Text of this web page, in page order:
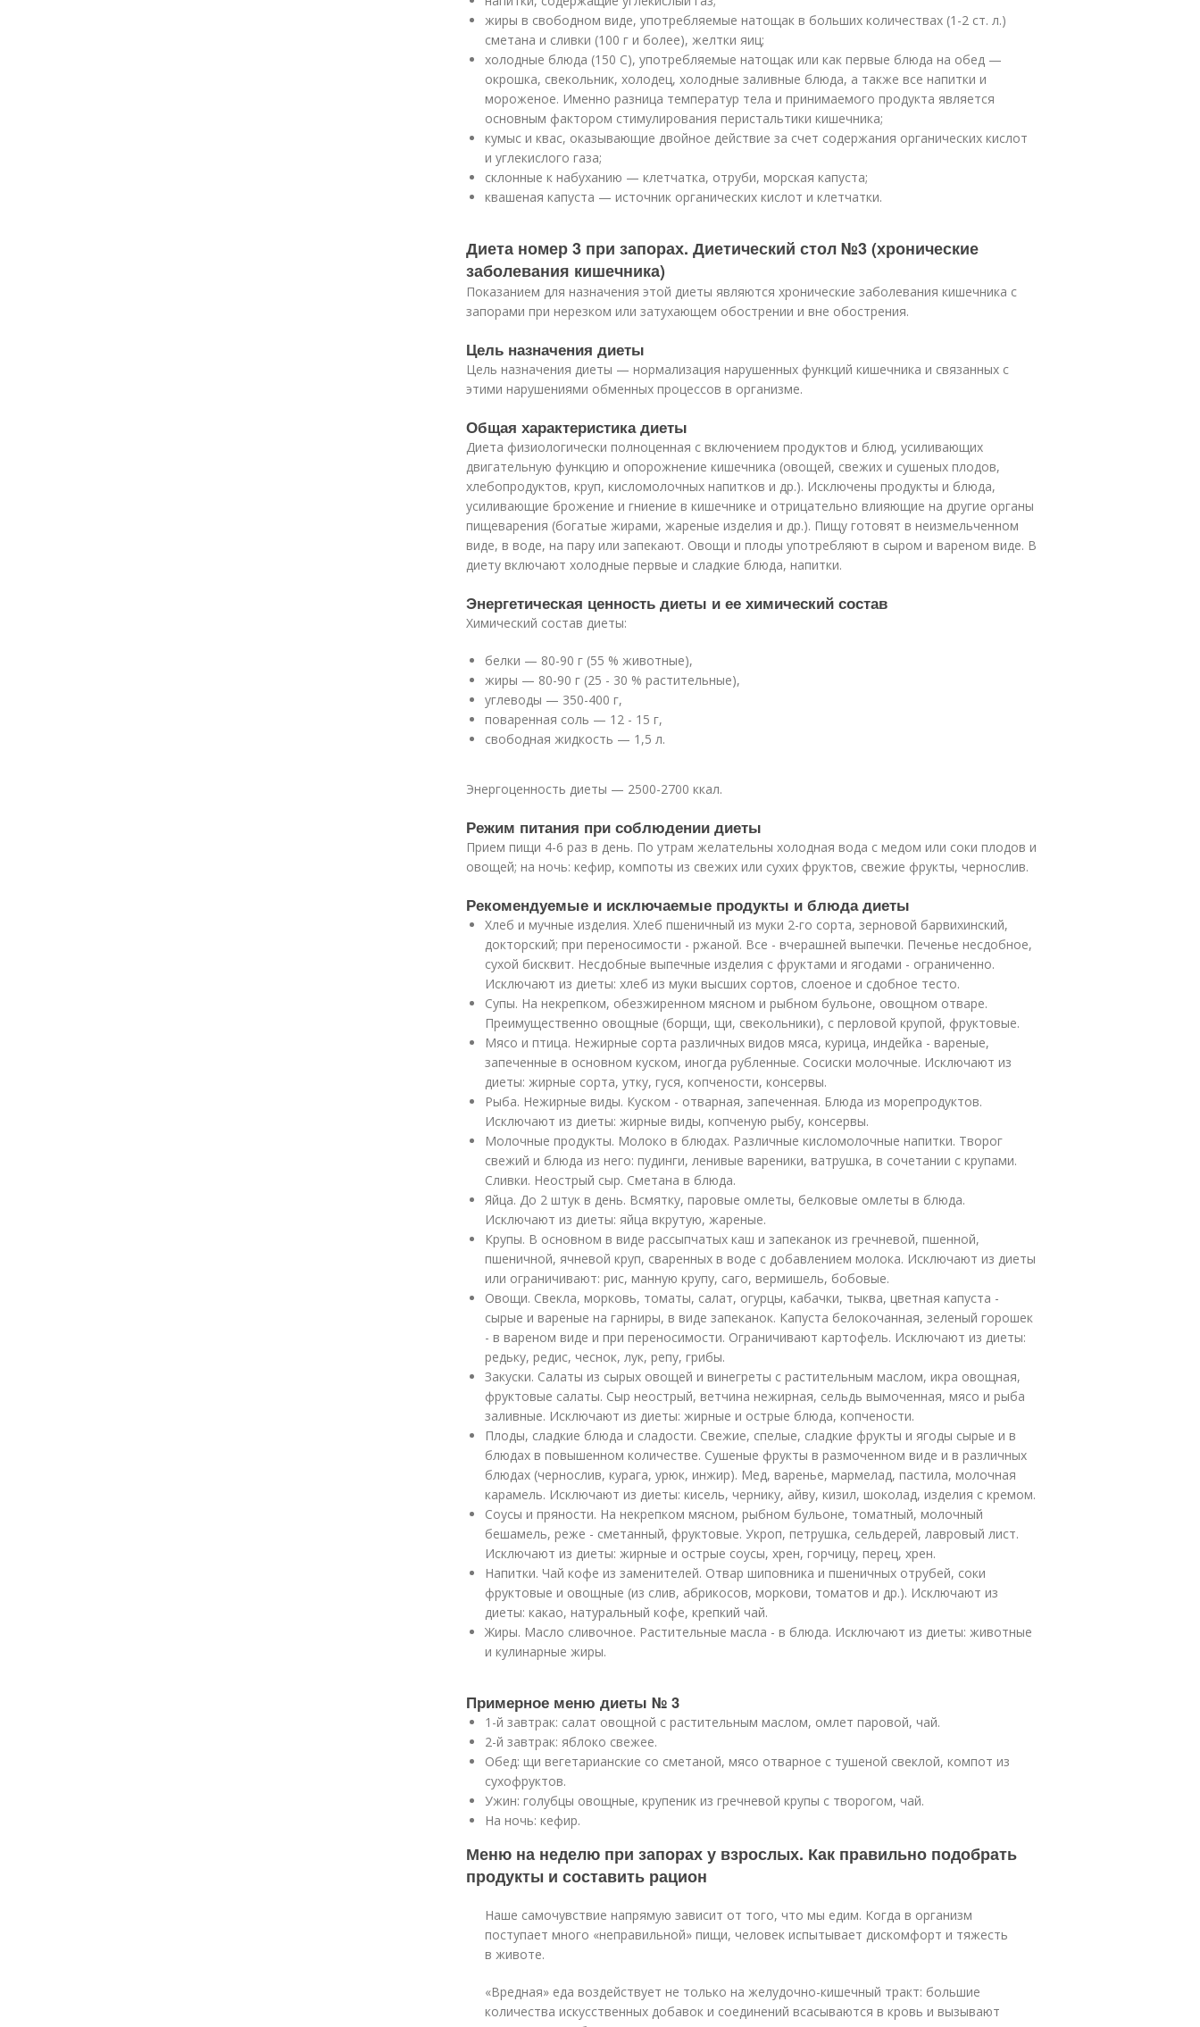
жиры в свободном виде, употребляемые натощак в больших количествах (1-2 ст. л.)
сметана и сливки (100 г и более), желтки яиц;
холодные блюда (150 С), употребляемые натощак или как первые блюда на обед —
окрошка, свекольник, холодец, холодные заливные блюда, а также все напитки и
мороженое. Именно разница температур тела и принимаемого продукта является
основным фактором стимулирования перистальтики кишечника;
кумыс и квас, оказывающие двойное действие за счет содержания органических кислот
и углекислого газа;
склонные к набуханию — клетчатка, отруби, морская капуста;
квашеная капуста — источник органических кислот и клетчатки.
Диета номер 3 при запорах. Диетический стол №3 (хронические
заболевания кишечника)
Показанием для назначения этой диеты являются хронические заболевания кишечника с
запорами при нерезком или затухающем обострении и вне обострения.
Цель назначения диеты
Цель назначения диеты — нормализация нарушенных функций кишечника и связанных с
этими нарушениями обменных процессов в организме.
Общая характеристика диеты
Диета физиологически полноценная с включением продуктов и блюд, усиливающих
двигательную функцию и опорожнение кишечника (овощей, свежих и сушеных плодов,
хлебопродуктов, круп, кисломолочных напитков и др.). Исключены продукты и блюда,
усиливающие брожение и гниение в кишечнике и отрицательно влияющие на другие органы
пищеварения (богатые жирами, жареные изделия и др.). Пищу готовят в неизмельченном
виде, в воде, на пару или запекают. Овощи и плоды употребляют в сыром и вареном виде. В
диету включают холодные первые и сладкие блюда, напитки.
Энергетическая ценность диеты и ее химический состав
Химический состав диеты:
белки — 80-90 г (55 % животные),
жиры — 80-90 г (25 - 30 % растительные),
углеводы — 350-400 г,
поваренная соль — 12 - 15 г,
свободная жидкость — 1,5 л.
Энергоценность диеты — 2500-2700 ккал.
Режим питания при соблюдении диеты
Прием пищи 4-6 раз в день. По утрам желательны холодная вода с медом или соки плодов и
овощей; на ночь: кефир, компоты из свежих или сухих фруктов, свежие фрукты, чернослив.
Рекомендуемые и исключаемые продукты и блюда диеты
Хлеб и мучные изделия. Хлеб пшеничный из муки 2-го сорта, зерновой барвихинский,
докторский; при переносимости - ржаной. Все - вчерашней выпечки. Печенье несдобное,
сухой бисквит. Несдобные выпечные изделия с фруктами и ягодами - ограниченно.
Исключают из диеты: хлеб из муки высших сортов, слоеное и сдобное тесто.
Супы. На некрепком, обезжиренном мясном и рыбном бульоне, овощном отваре.
Преимущественно овощные (борщи, щи, свекольники), с перловой крупой, фруктовые.
Мясо и птица. Нежирные сорта различных видов мяса, курица, индейка - вареные,
запеченные в основном куском, иногда рубленные. Сосиски молочные. Исключают из
диеты: жирные сорта, утку, гуся, копчености, консервы.
Рыба. Нежирные виды. Куском - отварная, запеченная. Блюда из морепродуктов.
Исключают из диеты: жирные виды, копченую рыбу, консервы.
Молочные продукты. Молоко в блюдах. Различные кисломолочные напитки. Творог
свежий и блюда из него: пудинги, ленивые вареники, ватрушка, в сочетании с крупами.
Сливки. Неострый сыр. Сметана в блюда.
Яйца. До 2 штук в день. Всмятку, паровые омлеты, белковые омлеты в блюда.
Исключают из диеты: яйца вкрутую, жареные.
Крупы. В основном в виде рассыпчатых каш и запеканок из гречневой, пшенной,
пшеничной, ячневой круп, сваренных в воде с добавлением молока. Исключают из диеты
или ограничивают: рис, манную крупу, саго, вермишель, бобовые.
Овощи. Свекла, морковь, томаты, салат, огурцы, кабачки, тыква, цветная капуста -
сырые и вареные на гарниры, в виде запеканок. Капуста белокочанная, зеленый горошек
- в вареном виде и при переносимости. Ограничивают картофель. Исключают из диеты:
редьку, редис, чеснок, лук, репу, грибы.
Закуски. Салаты из сырых овощей и винегреты с растительным маслом, икра овощная,
фруктовые салаты. Сыр неострый, ветчина нежирная, сельдь вымоченная, мясо и рыба
заливные. Исключают из диеты: жирные и острые блюда, копчености.
Плоды, сладкие блюда и сладости. Свежие, спелые, сладкие фрукты и ягоды сырые и в
блюдах в повышенном количестве. Сушеные фрукты в размоченном виде и в различных
блюдах (чернослив, курага, урюк, инжир). Мед, варенье, мармелад, пастила, молочная
карамель. Исключают из диеты: кисель, чернику, айву, кизил, шоколад, изделия с кремом.
Соусы и пряности. На некрепком мясном, рыбном бульоне, томатный, молочный
бешамель, реже - сметанный, фруктовые. Укроп, петрушка, сельдерей, лавровый лист.
Исключают из диеты: жирные и острые соусы, хрен, горчицу, перец, хрен.
Напитки. Чай кофе из заменителей. Отвар шиповника и пшеничных отрубей, соки
фруктовые и овощные (из слив, абрикосов, моркови, томатов и др.). Исключают из
диеты: какао, натуральный кофе, крепкий чай.
Жиры. Масло сливочное. Растительные масла - в блюда. Исключают из диеты: животные
и кулинарные жиры.
Примерное меню диеты № 3
1-й завтрак: салат овощной с растительным маслом, омлет паровой, чай.
2-й завтрак: яблоко свежее.
Обед: щи вегетарианские со сметаной, мясо отварное с тушеной свеклой, компот из
сухофруктов.
Ужин: голубцы овощные, крупеник из гречневой крупы с творогом, чай.
На ночь: кефир.
Меню на неделю при запорах у взрослых. Как правильно подобрать
продукты и составить рацион
Наше самочувствие напрямую зависит от того, что мы едим. Когда в организм
поступает много «неправильной» пищи, человек испытывает дискомфорт и тяжесть
в животе.
«Вредная» еда воздействует не только на желудочно-кишечный тракт: большие
количества искусственных добавок и соединений всасываются в кровь и вызывают